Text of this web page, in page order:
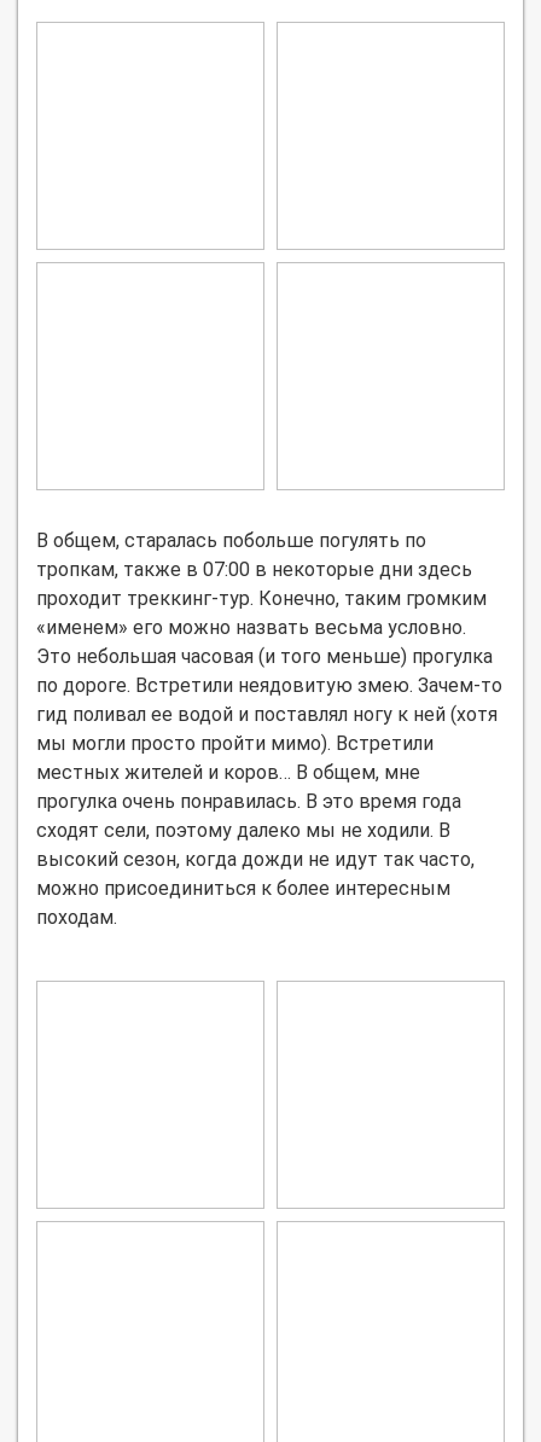
В общем, старалась побольше погулять по
тропкам, также в 07:00 в некоторые дни здесь
проходит треккинг-тур. Конечно, таким громким
«именем» его можно назвать весьма условно.
Это небольшая часовая (и того меньше) прогулка
по дороге. Встретили неядовитую змею. Зачем-то
гид поливал ее водой и поставлял ногу к ней (хотя
мы могли просто пройти мимо). Встретили
местных жителей и коров… В общем, мне
прогулка очень понравилась. В это время года
сходят сели, поэтому далеко мы не ходили. В
высокий сезон, когда дожди не идут так часто,
можно присоединиться к более интересным
походам.